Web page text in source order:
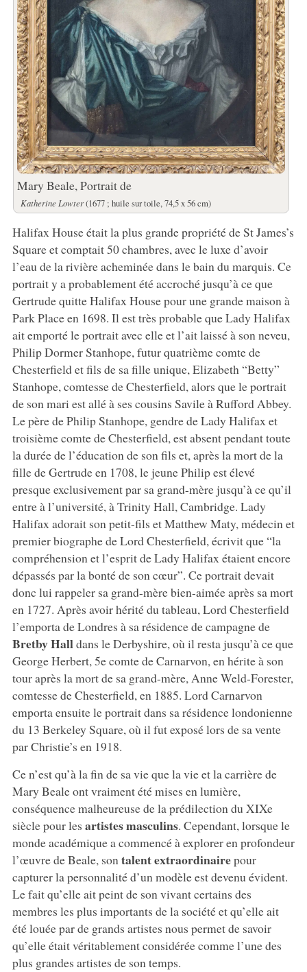
Mary Beale, Portrait de
Katherine Lowter(1677 ; huile sur toile, 74,5 x 56 cm)
Halifax House était la plus grande propriété de St James’s
Square et comptait 50 chambres, avec le luxe d’avoir
l’eau de la rivière acheminée dans le bain du marquis. Ce
portrait y a probablement été accroché jusqu’à ce que
Gertrude quitte Halifax House pour une grande maison à
Park Place en 1698. Il est très probable que Lady Halifax
ait emporté le portrait avec elle et l’ait laissé à son neveu,
Philip Dormer Stanhope, futur quatrième comte de
Chesterfield et fils de sa fille unique, Elizabeth “Betty”
Stanhope, comtesse de Chesterfield, alors que le portrait
de son mari est allé à ses cousins Savile à Rufford Abbey.
Le père de Philip Stanhope, gendre de Lady Halifax et
troisième comte de Chesterfield, est absent pendant toute
la durée de l’éducation de son fils et, après la mort de la
fille de Gertrude en 1708, le jeune Philip est élevé
presque exclusivement par sa grand-mère jusqu’à ce qu’il
entre à l’université, à Trinity Hall, Cambridge. Lady
Halifax adorait son petit-fils et Matthew Maty, médecin et
premier biographe de Lord Chesterfield, écrivit que “la
compréhension et l’esprit de Lady Halifax étaient encore
dépassés par la bonté de son cœur”. Ce portrait devait
donc lui rappeler sa grand-mère bien-aimée après sa mort
en 1727. Après avoir hérité du tableau, Lord Chesterfield
l’emporta de Londres à sa résidence de campagne de
Bretby Halldans le Derbyshire, où il resta jusqu’à ce que
George Herbert, 5e comte de Carnarvon, en hérite à son
tour après la mort de sa grand-mère, Anne Weld-Forester,
comtesse de Chesterfield, en 1885. Lord Carnarvon
emporta ensuite le portrait dans sa résidence londonienne
du 13 Berkeley Square, où il fut exposé lors de sa vente
par Christie’s en 1918.
Ce n’est qu’à la fin de sa vie que la vie et la carrière de
Mary Beale ont vraiment été mises en lumière,
conséquence malheureuse de la prédilection du XIXe
siècle pour les artistes masculins. Cependant, lorsque le
monde académique a commencé à explorer en profondeur
l’œuvre de Beale, sontalent extraordinairepour
capturer la personnalité d’un modèle est devenu évident.
Le fait qu’elle ait peint de son vivant certains des
membres les plus importants de la société et qu’elle ait
été louée par de grands artistes nous permet de savoir
qu’elle était véritablement considérée comme l’une des
plus grandes artistes de son temps.